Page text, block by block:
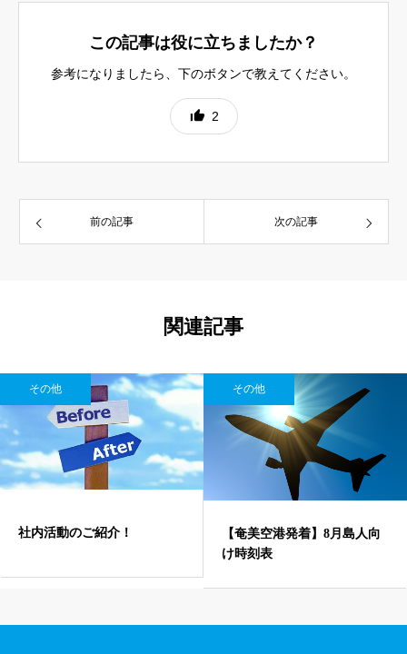
この記事は役に立ちましたか？
参考になりましたら、下のボタンで教えてください。
2
前の記事 次の記事
関連記事
その他
社内活動のご紹介！
その他
【奄美空港発着】8月島人向
け時刻表